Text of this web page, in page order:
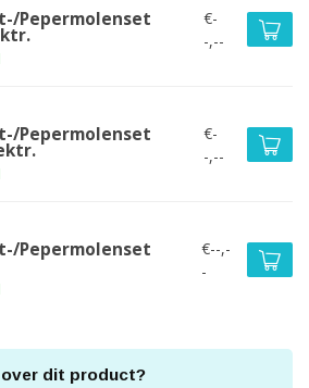
Pepermolenset
€-
-,--
Pepermolenset
€-
-,--
Pepermolenset
€--,-
-
over dit product?